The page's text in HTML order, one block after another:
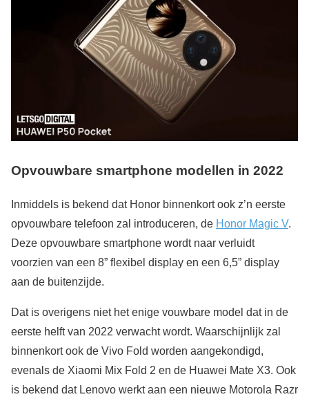
Opvouwbare smartphone modellen in 2022
Inmiddels is bekend dat Honor binnenkort ook z’n eerste
opvouwbare telefoon zal introduceren, de Honor Magic V.
Deze opvouwbare smartphone wordt naar verluidt
voorzien van een 8” flexibel display en een 6,5” display
aan de buitenzijde.
Dat is overigens niet het enige vouwbare model dat in de
eerste helft van 2022 verwacht wordt. Waarschijnlijk zal
binnenkort ook de Vivo Fold worden aangekondigd,
evenals de Xiaomi Mix Fold 2 en de Huawei Mate X3. Ook
is bekend dat Lenovo werkt aan een nieuwe Motorola Razr